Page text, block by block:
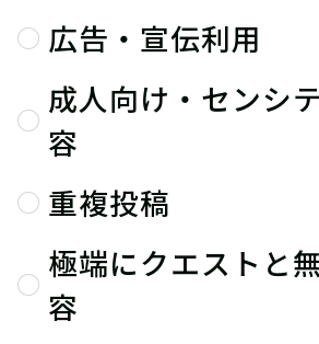
広告・宣伝利用
成人向け・センシ
容
重複投稿
極端にクエストと
容